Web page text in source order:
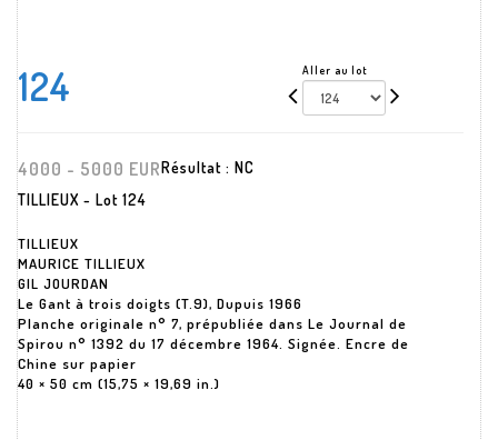
124 Aller au lot
4000 - 5000 EURRésultat : NC
TILLIEUX - Lot 124
TILLIEUX
MAURICE TILLIEUX
GIL JOURDAN
Le Gant à trois doigts (T.9), Dupuis 1966
Planche originale n° 7, prépubliée dans Le Journal de
Spirou n° 1392 du 17 décembre 1964. Signée. Encre de
Chine sur papier
40 × 50 cm (15,75 × 19,69 in.)